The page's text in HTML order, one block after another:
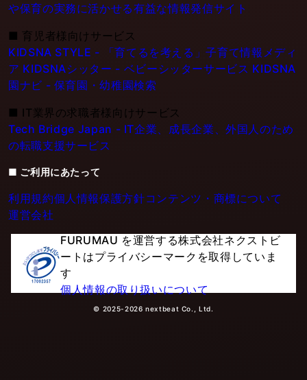
や保育の実務に活かせる有益な情報発信サイト
■ 育児者様向けサービス
KIDSNA STYLE - 「育てるを考える」子育て情報メディ
ア KIDSNAシッター - ベビーシッターサービス KIDSNA
園ナビ - 保育園・幼稚園検索
■ IT業界の求職者様向けサービス
Tech Bridge Japan - IT企業、成長企業、外国人のため
の転職支援サービス
■ ご利用にあたって
利用規約個人情報保護方針コンテンツ・商標について
運営会社
FURUMAU を運営する株式会社ネクストビ
ートはプライバシーマークを取得していま
す
個人情報の取り扱いについて
© 2025-2026 nextbeat Co., Ltd.